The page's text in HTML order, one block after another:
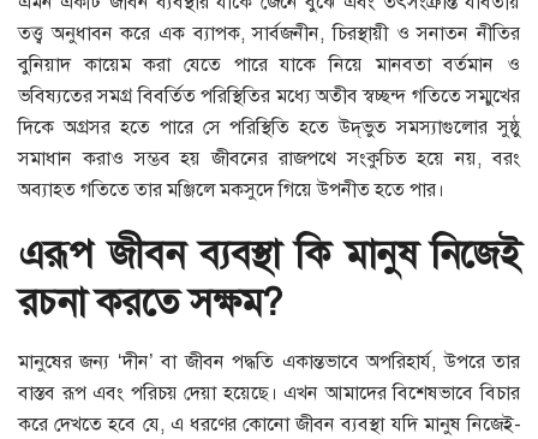
তত্ত্ব অনুধাবন করে এক ব্যাপক, সার্বজনীন, চিরস্থায়ী ও সনাতন নীতির
বুনিয়াদ কায়েম করা যেতে পারে যাকে নিয়ে মানবতা বর্তমান ও
ভবিষ্যতের সমগ্র বিবর্তিত পরিস্থিতির মধ্যে অতীব স্বচ্ছন্দ গতিতে সম্মুখের
দিকে অগ্রসর হতে পারে সে পরিস্থিতি হতে উদ্‌ভুত সমস্যাগুলোর সুষ্ঠু
সমাধান করাও সম্ভব হয় জীবনের রাজপথে সংকুচিত হয়ে নয়, বরং
অব্যাহত গতিতে তার মঞ্জিলে মকসুদে গিয়ে উপনীত হতে পার।
এরূপ জীবন ব্যবস্থা কি মানুষ নিজেই
রচনা করতে সক্ষম?
মানুষের জন্য ‘দীন’ বা জীবন পদ্ধতি একান্তভাবে অপরিহার্য, উপরে তার
বাস্তব রূপ এবং পরিচয় দেয়া হয়েছে। এখন আমাদের বিশেষভাবে বিচার
করে দেখতে হবে যে, এ ধরণের কোনো জীবন ব্যবস্থা যদি মানুষ নিজেই-